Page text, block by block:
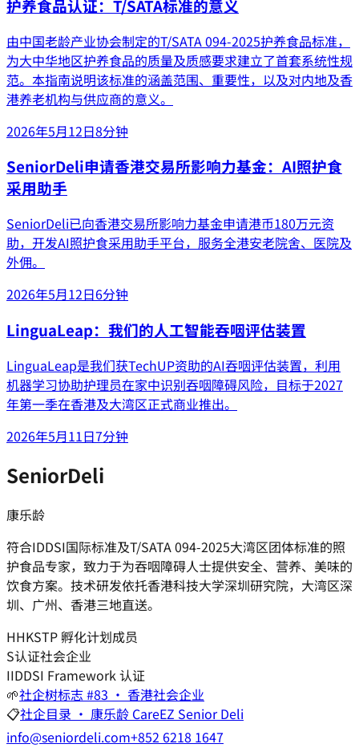
护养食品认证：T/SATA标准的意义
由中国老龄产业协会制定的T/SATA 094-2025护养食品标准，
为大中华地区护养食品的质量及质感要求建立了首套系统性规
范。本指南说明该标准的涵盖范围、重要性，以及对内地及香
港养老机构与供应商的意义。
2026年5月12日8分钟
SeniorDeli申请香港交易所影响力基金：AI照护食
采用助手
SeniorDeli已向香港交易所影响力基金申请港币180万元资
助，开发AI照护食采用助手平台，服务全港安老院舍、医院及
外佣。
2026年5月12日6分钟
LinguaLeap：我们的人工智能吞咽评估装置
LinguaLeap是我们获TechUP资助的AI吞咽评估装置，利用
机器学习协助护理员在家中识别吞咽障碍风险，目标于2027
年第一季在香港及大湾区正式商业推出。
2026年5月11日7分钟
SeniorDeli
康乐龄
符合IDDSI国际标准及T/SATA 094-2025大湾区团体标准的照
护食品专家，致力于为吞咽障碍人士提供安全、营养、美味的
饮食方案。技术研发依托香港科技大学深圳研究院，大湾区深
圳、广州、香港三地直送。
HHKSTP 孵化计划成员
S认证社会企业
IIDDSI Framework 认证
🌱社企树标志 #83 · 香港社会企业
📋社企目录 · 康乐龄 CareEZ Senior Deli
info@seniordeli.com+852 6218 1647